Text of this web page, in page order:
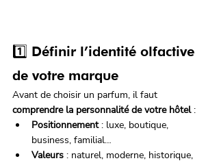
1️⃣ Définir l’identité olfactive
de votre marque
Avant de choisir un parfum, il faut
comprendre la personnalité de votre hôtel :
Positionnement : luxe, boutique,
business, familial…
Valeurs : naturel, moderne, historique,